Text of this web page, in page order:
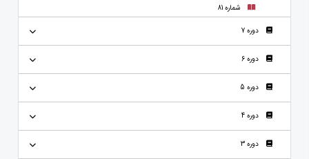
شماره 81
دوره 7
دوره 6
دوره 5
دوره 4
دوره 3